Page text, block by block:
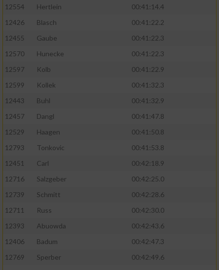
12554
Hertlein
00:41:14.4
12426
Blasch
00:41:22.2
12455
Gaube
00:41:22.3
12570
Hunecke
00:41:22.3
12597
Kolb
00:41:22.9
12599
Kollek
00:41:32.3
12443
Buhl
00:41:32.9
12457
Dangl
00:41:47.8
12529
Haagen
00:41:50.8
12793
Tonkovic
00:41:53.8
12451
Carl
00:42:18.9
12716
Salzgeber
00:42:25.0
12739
Schmitt
00:42:28.6
12711
Russ
00:42:30.0
12393
Abuowda
00:42:43.6
12406
Badum
00:42:47.3
12769
Sperber
00:42:49.6